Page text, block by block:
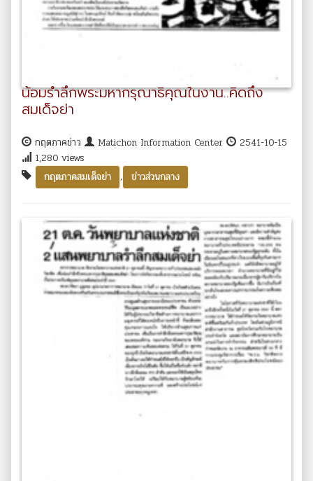
น้อมรำลึกพระมหากรุณาธิคุณในงาน..คิดถึง
สมเด็จย่า
กฤตภาคข่าว Matichon Information Center
2541-10-15
1,280 views
กฤตภาคสมเด็จย่า
, ข่าวส่วนกลาง